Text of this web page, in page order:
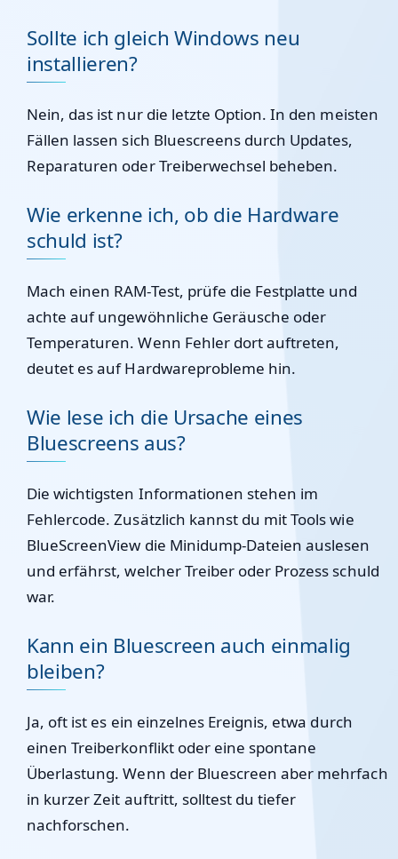
Sollte ich gleich Windows neu
installieren?
Nein, das ist nur die letzte Option. In den meisten
Fällen lassen sich Bluescreens durch Updates,
Reparaturen oder Treiberwechsel beheben.
Wie erkenne ich, ob die Hardware
schuld ist?
Mach einen RAM-Test, prüfe die Festplatte und
achte auf ungewöhnliche Geräusche oder
Temperaturen. Wenn Fehler dort auftreten,
deutet es auf Hardwareprobleme hin.
Wie lese ich die Ursache eines
Bluescreens aus?
Die wichtigsten Informationen stehen im
Fehlercode. Zusätzlich kannst du mit Tools wie
BlueScreenView die Minidump-Dateien auslesen
und erfährst, welcher Treiber oder Prozess schuld
war.
Kann ein Bluescreen auch einmalig
bleiben?
Ja, oft ist es ein einzelnes Ereignis, etwa durch
einen Treiberkonflikt oder eine spontane
Überlastung. Wenn der Bluescreen aber mehrfach
in kurzer Zeit auftritt, solltest du tiefer
nachforschen.